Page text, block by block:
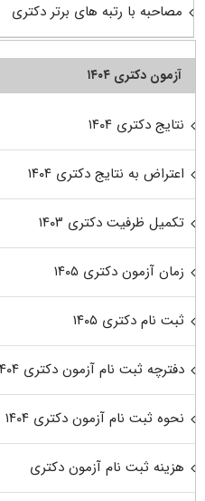
مصاحبه با رتبه های برتر دکتری
آزمون دکتری ۱۴۰۴
نتایج دکتری ۱۴۰۴
اعتراض به نتایج دکتری ۱۴۰۴
تکمیل ظرفیت دکتری ۱۴۰۳
زمان آزمون دکتری ۱۴۰۵
ثبت نام دکتری ۱۴۰۵
دفترچه ثبت نام آزمون دکتری ۱۴۰۴
نحوه ثبت نام آزمون دکتری ۱۴۰۴
هزینه ثبت نام آزمون دکتری